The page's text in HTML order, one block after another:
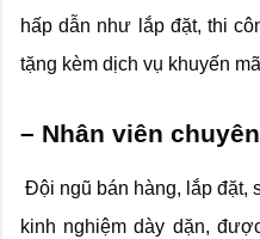
hấp dẫn như lắp đặt, thi
tặng kèm dịch vụ khuyến
– Nhân viên
Đội ngũ bán hàng, lắp đặt,
kinh nghiệm dày dặn,